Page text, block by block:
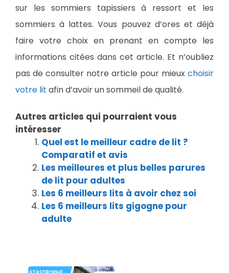
sur les sommiers tapissiers à ressort et les
sommiers à lattes. Vous pouvez d’ores et déjà
faire votre choix en prenant en compte les
informations citées dans cet article. Et n’oubliez
pas de consulter notre article pour mieux choisir
votre lit afin d’avoir un sommeil de qualité.
Autres articles qui pourraient vous
intéresser
Quel est le meilleur cadre de lit ?
Comparatif et avis
Les meilleures et plus belles parures
de lit pour adultes
Les 6 meilleurs lits à avoir chez soi
Les 6 meilleurs lits gigogne pour
adulte